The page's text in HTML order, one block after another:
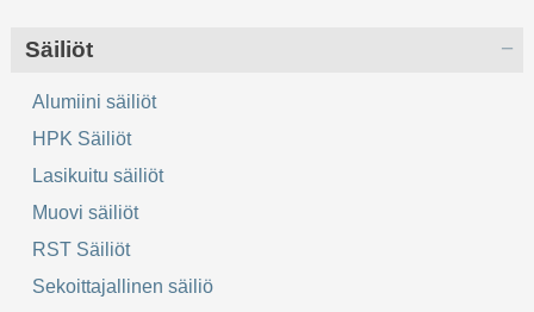
Säiliöt
Alumiini säiliöt
HPK Säiliöt
Lasikuitu säiliöt
Muovi säiliöt
RST Säiliöt
Sekoittajallinen säiliö